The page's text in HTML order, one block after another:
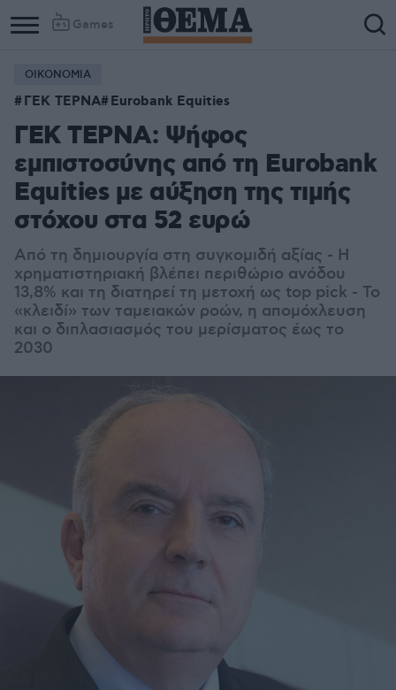
Games
ΟΙΚΟΝΟΜΙΑ
ΓΕΚ ΤΕΡΝΑ Eurobank Equities
ΓΕΚ ΤΕΡΝΑ: Ψήφος
εμπιστοσύνης από τη Eurobank
Equities με αύξηση της τιμής
στόχου στα 52 ευρώ
Από τη δημιουργία στη συγκομιδή αξίας - Η
χρηματιστηριακή βλέπει περιθώριο ανόδου
13,8% και τη διατηρεί τη μετοχή ως top pick - Το
«κλειδί» των ταμειακών ροών, η απομόχλευση
και ο διπλασιασμός του μερίσματος έως το
2030